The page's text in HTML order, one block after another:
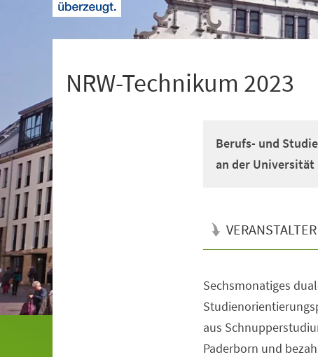
NRW-Technikum 2023
Berufs- und
an der Universität
VERANSTALTER
Sechsmonatiges
aus
Paderborn und